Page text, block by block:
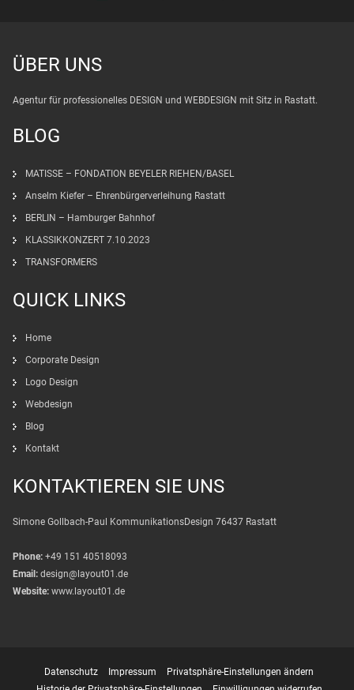
ÜBER UNS
Agentur für professionelles DESIGN und WEBDESIGN mit Sitz in Rastatt.
BLOG
MATISSE – FONDATION BEYELER RIEHEN/BASEL
Anselm Kiefer – Ehrenbürgerverleihung Rastatt
BERLIN – Hamburger Bahnhof
KLASSIKKONZERT 7.10.2023
TRANSFORMERS
QUICK LINKS
Home
Corporate Design
Logo Design
Webdesign
Blog
Kontakt
KONTAKTIEREN SIE UNS
Simone Gollbach-Paul KommunikationsDesign 76437 Rastatt
Phone:+49 151 40518093
Email: design@layout01.de
Website:www.layout01.de
Datenschutz Impressum
Privatsphäre-Einstellungen ändern